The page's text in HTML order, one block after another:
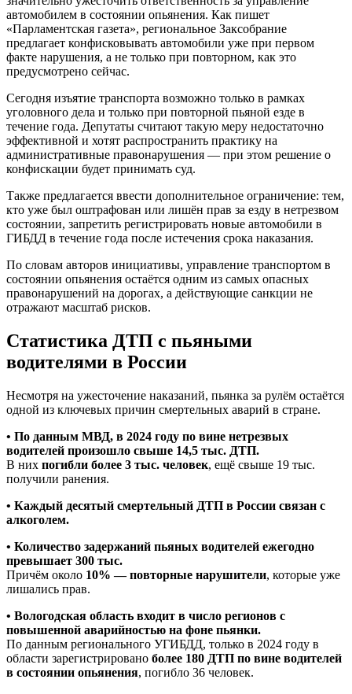
автомобилем в состоянии опьянения. Как пишет
«Парламентская газета», региональное Заксобрание
предлагает конфисковывать автомобили уже при первом
факте нарушения, а не только при повторном, как это
предусмотрено сейчас.
Сегодня изъятие транспорта возможно только в рамках
уголовного дела и только при повторной пьяной езде в
течение года. Депутаты считают такую меру недостаточно
эффективной и хотят распространить практику на
административные правонарушения — при этом решение о
конфискации будет принимать суд.
Также предлагается ввести дополнительное ограничение: тем,
кто уже был оштрафован или лишён прав за езду в нетрезвом
состоянии, запретить регистрировать новые автомобили в
ГИБДД в течение года после истечения срока наказания.
По словам авторов инициативы, управление транспортом в
состоянии опьянения остаётся одним из самых опасных
правонарушений на дорогах, а действующие санкции не
отражают масштаб рисков.
Статистика ДТП с пьяными
водителями в России
Несмотря на ужесточение наказаний, пьянка за рулём остаётся
одной из ключевых причин смертельных аварий в стране.
• По данным МВД, в 2024 году по вине нетрезвых
водителей произошло свыше 14,5 тыс. ДТП.
В них погибли более 3 тыс. человек, ещё свыше 19 тыс.
получили ранения.
• Каждый десятый смертельный ДТП в России связан с
алкоголем.
• Количество задержаний пьяных водителей ежегодно
превышает 300 тыс.
Причём около 10% — повторные нарушители, которые уже
лишались прав.
• Вологодская область входит в число регионов с
повышенной аварийностью на фоне пьянки.
По данным регионального УГИБДД, только в 2024 году в
области зарегистрировано более 180 ДТП по вине водителей
в состоянии опьянения, погибло 36 человек.